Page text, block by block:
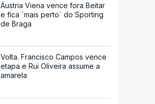
Áustria Viena vence fora Beitar
e fica `mais perto` do Sporting
de Braga
Volta. Francisco Campos vence
etapa e Rui Oliveira assume a
amarela